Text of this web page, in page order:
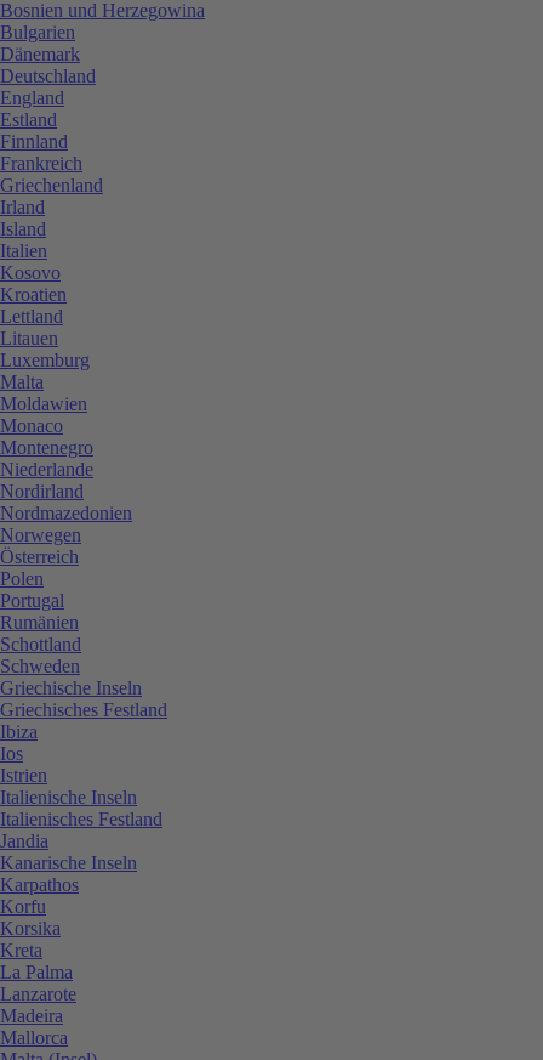
Bosnien und Herzegowina
Bulgarien
Dänemark
Deutschland
England
Estland
Finnland
Frankreich
Griechenland
Irland
Island
Italien
Kosovo
Kroatien
Lettland
Litauen
Luxemburg
Malta
Moldawien
Monaco
Montenegro
Niederlande
Nordirland
Nordmazedonien
Norwegen
Österreich
Polen
Portugal
Rumänien
Schottland
Schweden
Griechische Inseln
Griechisches Festland
Ibiza
Ios
Istrien
Italienische Inseln
Italienisches Festland
Jandia
Kanarische Inseln
Karpathos
Korfu
Korsika
Kreta
La Palma
Lanzarote
Madeira
Mallorca